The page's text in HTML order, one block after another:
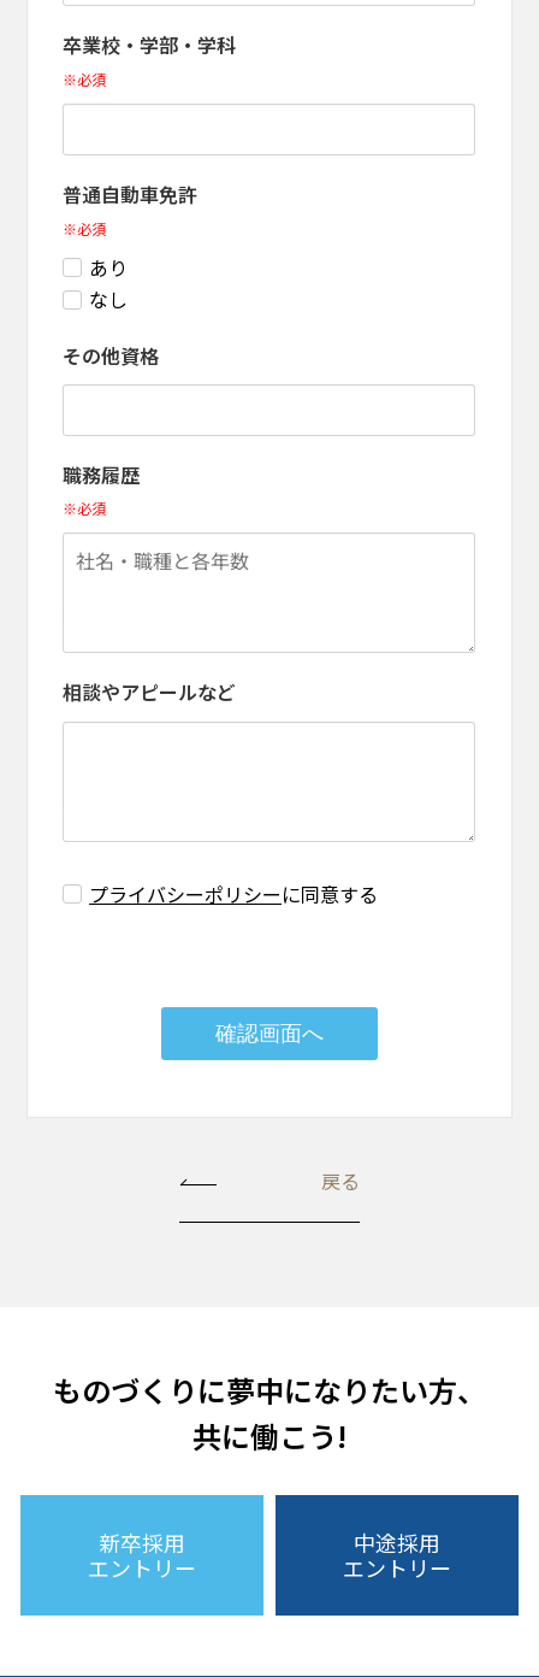
卒業校・学部・学科
※必須
普通自動車免許
※必須
あり
なし
その他資格
職務履歴
※必須
相談やアピールなど
プライバシーポリシーに同意する
確認画面へ
戻る
ものづくりに夢中になりたい方、
共に働こう!
新卒採用
エントリー
中途採用
エントリー